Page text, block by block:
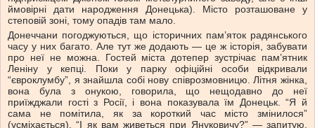
ймовірні дати народження Донецька). Місто розташоване у
степовій зоні, тому опадів там мало.
Донеччани погоджуються, що історичних пам’яток радянського
часу у них багато. Але тут же додають — це ж історія, забувати
про неї не можна. Гостей міста дотепер зустрічає пам’ятник
Леніну у кепці. Поки у парку офіційні особи відкривали
“євроклумбу”, я знайшла собі нову співрозмовницю. Літня жінка,
вона була з онукою, говорила, що нещодавно до неї
приїжджали гості з Росії, і вона показувала їм Донецьк. “Я й
сама не помітила, як за короткий час місто змінилося”
(усміхається). “І як вам живеться при Януковичу?” — запитую.